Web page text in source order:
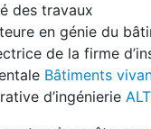
des travaux
en génie du
de la firme
Bâtiments
d’ingénierie